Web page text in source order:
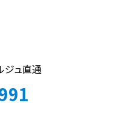
ジュ直通